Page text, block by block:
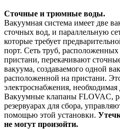
Сточные и трюмные воды.
Вакуумная система имеет две
сточных вод, и параллельную
которые требует
порт. Сеть труб,
пристани, перекачивают
вакуума, создаваемого одной
расположенной на пристани.
электроснабжения,
Вакуумные клапаны FLOVAC,
резервуарах для сбора,
помощью этой установки.
не могут произойти.